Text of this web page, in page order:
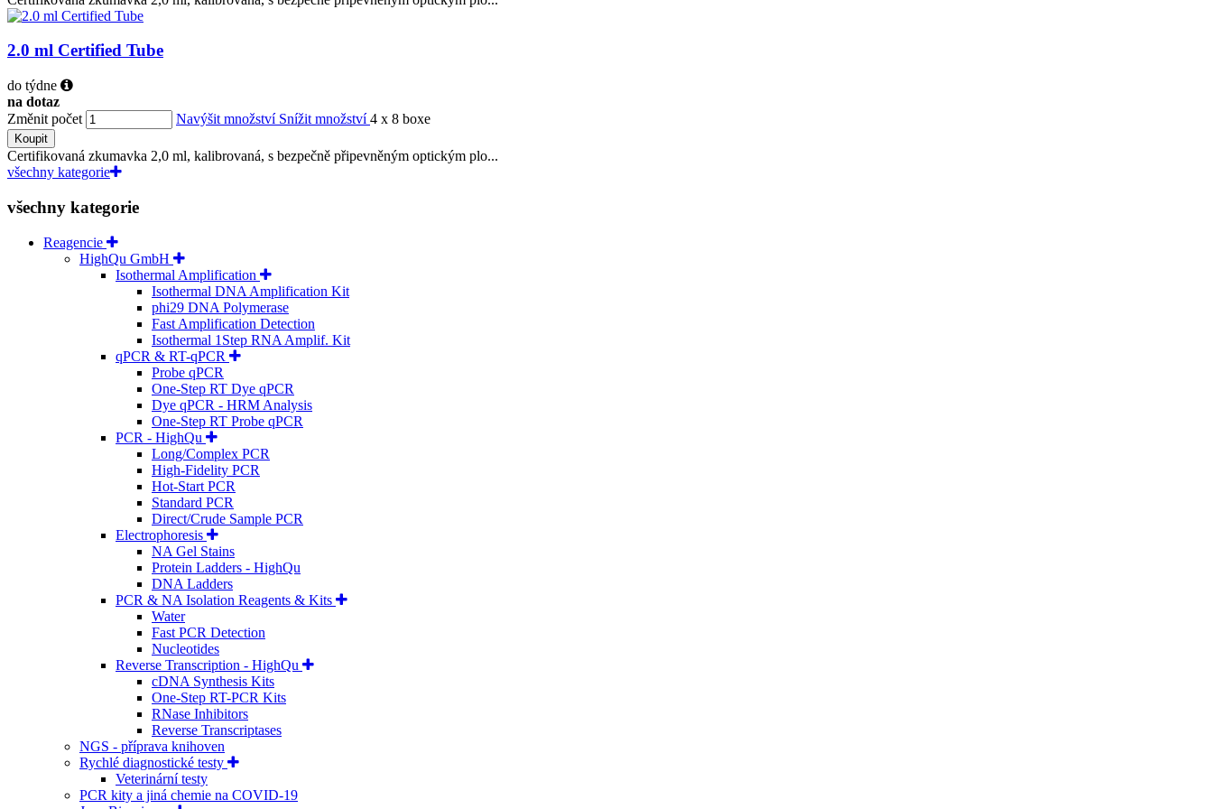
2.0 ml Certified Tube
do týdne
na dotaz
Změnit počet
Navýšit množství Snížit množství4 x 8 boxe
Koupit
Certifikovaná zkumavka 2,0 ml, kalibrovaná, s bezpečně připevněným optickým plo...
všechny kategorie
všechny kategorie
Reagencie
HighQu GmbH
Isothermal Amplification
Isothermal DNA Amplification Kit
phi29 DNA Polymerase
Fast Amplification Detection
Isothermal 1Step RNA Amplif. Kit
qPCR & RT-qPCR
Probe qPCR
One-Step RT Dye qPCR
Dye qPCR - HRM Analysis
One-Step RT Probe qPCR
PCR - HighQu
Long/Complex PCR
High-Fidelity PCR
Hot-Start PCR
Standard PCR
Direct/Crude Sample PCR
Electrophoresis
NA Gel Stains
Protein Ladders - HighQu
DNA Ladders
PCR & NA Isolation Reagents & Kits
Water
Fast PCR Detection
Nucleotides
Reverse Transcription - HighQu
cDNA Synthesis Kits
One-Step RT-PCR Kits
RNase Inhibitors
Reverse Transcriptases
NGS - příprava knihoven
Rychlé diagnostické testy
Veterinární testy
PCR kity a jiná chemie na COVID-19